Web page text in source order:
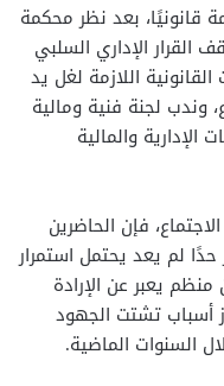
قانونيًا، بعد نظر محكمة
القرار الإداري السلبي
اللازمة لغل يد
وندب لجنة فنية ومالية
والمالية
فإن الحاضرين
لم يعد يحتمل استمرار
منظم يعبر عن الإرادة
أسباب تشتت الجهود
السنوات الماضية.